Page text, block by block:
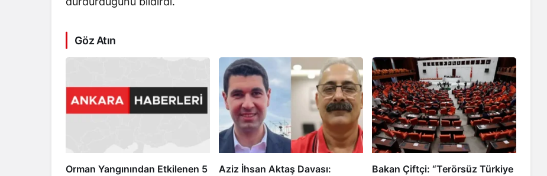
Göz Atın
Orman Yangınından Etkilenen 5
Aziz İhsan Aktaş Davası:
Bakan Çiftçi: “Terörsüz Türkiye